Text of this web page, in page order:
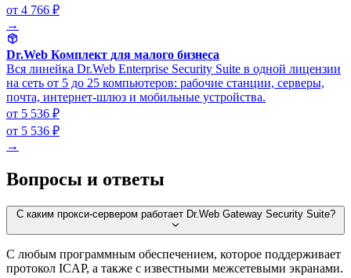
от 4 766 ₽
→
Dr.Web Комплект для малого бизнеса
Вся линейка Dr.Web Enterprise Security Suite в одной лицензии
на сеть от 5 до 25 компьютеров: рабочие станции, серверы,
почта, интернет-шлюз и мобильные устройства.
от 5 536 ₽
от 5 536 ₽
→
Вопросы и ответы
С каким прокси-сервером работает Dr.Web Gateway Security Suite?
С любым программным обеспечением, которое поддерживает
протокол ICAP, а также с известными межсетевыми экранами.